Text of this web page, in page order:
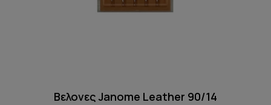
Βελονες Janome Leather 90/14